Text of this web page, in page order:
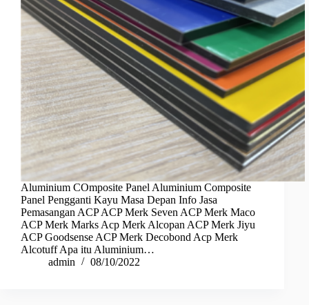
Aluminium COmposite Panel Aluminium Composite
Panel Pengganti Kayu Masa Depan Info Jasa
Pemasangan ACP ACP Merk Seven ACP Merk Maco
ACP Merk Marks Acp Merk Alcopan ACP Merk Jiyu
ACP Goodsense ACP Merk Decobond Acp Merk
Alcotuff Apa itu Aluminium…
admin
08/10/2022